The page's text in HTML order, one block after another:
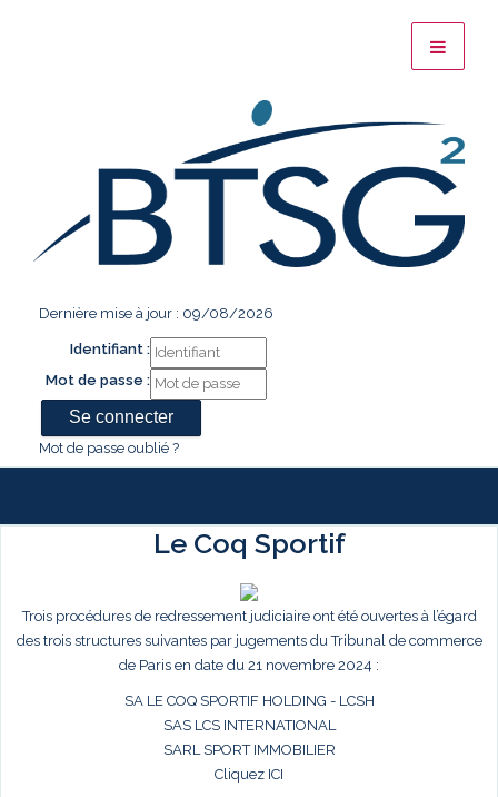
Dernière mise à jour : 09/08/2026
Identifiant :
Mot de passe :
Mot de passe oublié ?
Le Coq Sportif
Trois procédures de redressement judiciaire ont été ouvertes à l’égard
des trois structures suivantes par jugements du Tribunal de commerce
de Paris en date du 21 novembre 2024 :
SA LE COQ SPORTIF HOLDING - LCSH
SAS LCS INTERNATIONAL
SARL SPORT IMMOBILIER
Cliquez ICI